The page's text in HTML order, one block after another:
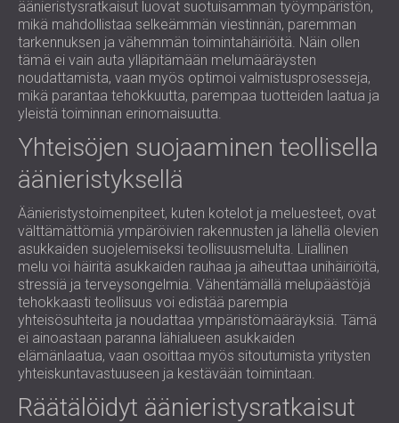
äänieristysratkaisut luovat suotuisamman työympäristön,
mikä mahdollistaa selkeämmän viestinnän, paremman
tarkennuksen ja vähemmän toimintahäiriöitä. Näin ollen
tämä ei vain auta ylläpitämään melumääräysten
noudattamista, vaan myös optimoi valmistusprosesseja,
mikä parantaa tehokkuutta, parempaa tuotteiden laatua ja
yleistä toiminnan erinomaisuutta.
Yhteisöjen suojaaminen teollisella
äänieristyksellä
Äänieristystoimenpiteet, kuten kotelot ja meluesteet, ovat
välttämättömiä ympäröivien rakennusten ja lähellä olevien
asukkaiden suojelemiseksi teollisuusmelulta. Liiallinen
melu voi häiritä asukkaiden rauhaa ja aiheuttaa unihäiriöitä,
stressiä ja terveysongelmia. Vähentämällä melupäästöjä
tehokkaasti teollisuus voi edistää parempia
yhteisösuhteita ja noudattaa ympäristömääräyksiä. Tämä
ei ainoastaan ​​paranna lähialueen asukkaiden
elämänlaatua, vaan osoittaa myös sitoutumista yritysten
yhteiskuntavastuuseen ja kestävään toimintaan.
Räätälöidyt äänieristysratkaisut